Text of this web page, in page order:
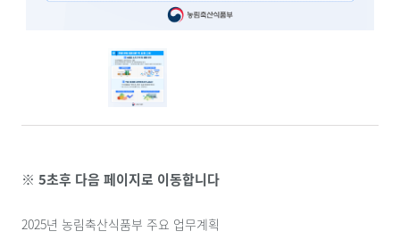
※ 5초후 다음 페이지로 이동합니다
2025년 농림축산식품부 주요 업무계획